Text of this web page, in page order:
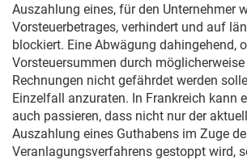
Auszahlung eines, für den Unternehmer
Vorsteuerbetrages, verhindert und auf
blockiert. Eine Abwägung dahingehend,
Vorsteuersummen durch
Rechnungen nicht gefährdet werden
Einzelfall anzuraten. In Frankreich kann
auch passieren, dass nicht nur der
Auszahlung eines Guthabens im Zuge
Veranlagungsverfahrens gestoppt wird,